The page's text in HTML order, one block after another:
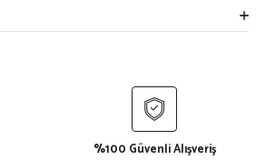
%100 Güvenli Alışveriş